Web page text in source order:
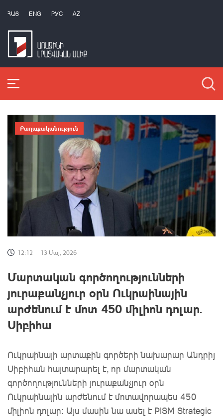
ՀԱՅ ENG РУС AZ
Քաղաքականություն
12:12 13 Մայ, 2026
Մարտական գործողությունների
յուրաքանչյուր օրն Ուկրաինային
արժենում է մոտ 450 միլիոն դոլար.
Սիբիհա
Ուկրաինայի արտաքին գործերի նախարար Անդրիյ
Սիբիհան հայտարարել է, որ մարտական ​​
գործողությունների յուրաքանչյուր օրն
Ուկրաինային արժենում է մոտավորապես 450
միլիոն դոլար։ Այս մասին նա ասել է PISM Strategic